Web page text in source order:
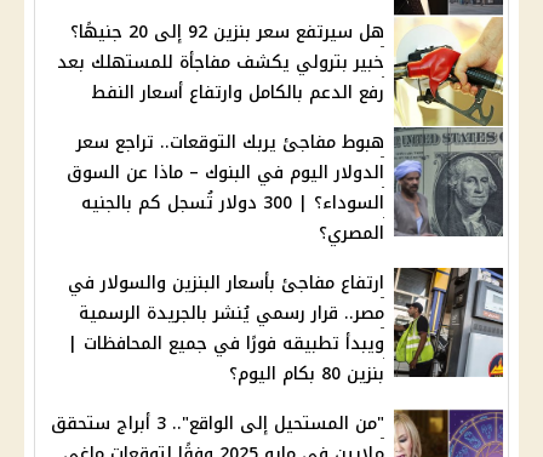
هل سيرتفع سعر بنزين 92 إلى 20 جنيهًا؟
خبير بترولي يكشف مفاجأة للمستهلك بعد
رفع الدعم بالكامل وارتفاع أسعار النفط
هبوط مفاجئ يربك التوقعات.. تراجع سعر
الدولار اليوم في البنوك – ماذا عن السوق
السوداء؟ | 300 دولار تُسجل كم بالجنيه
المصري؟
ارتفاع مفاجئ بأسعار البنزين والسولار في
مصر.. قرار رسمي يُنشر بالجريدة الرسمية
ويبدأ تطبيقه فورًا في جميع المحافظات |
بنزين 80 بكام اليوم؟
"من المستحيل إلى الواقع".. 3 أبراج ستحقق